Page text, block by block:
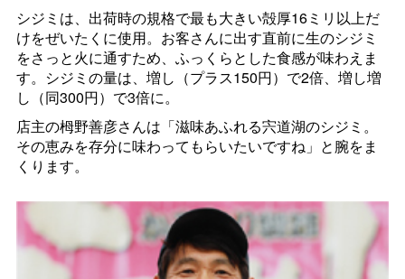
シジミは、出荷時の規格で最も大きい殻厚16ミリ以上だ
けをぜいたくに使用。お客さんに出す直前に生のシジミ
をさっと火に通すため、ふっくらとした食感が味わえま
す。シジミの量は、増し（プラス150円）で2倍、増し増
し（同300円）で3倍に。
店主の栂野善彦さんは「滋味あふれる宍道湖のシジミ。
その恵みを存分に味わってもらいたいですね」と腕をま
くります。